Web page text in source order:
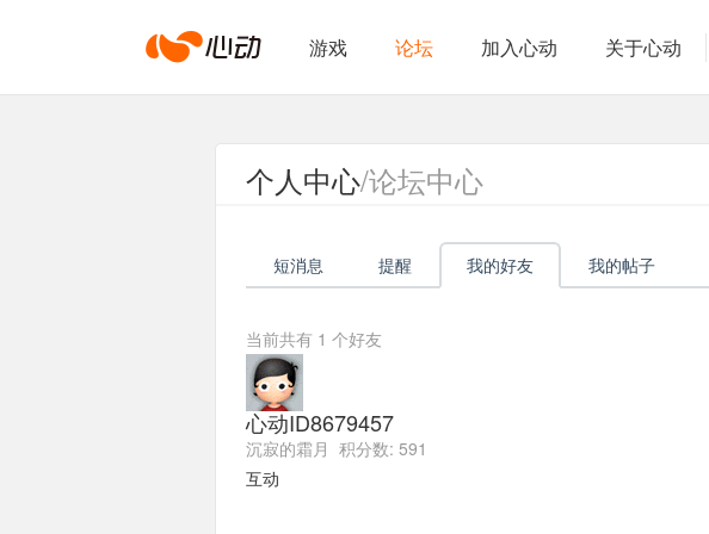
心
动
络
游戏 论坛 加入心动 关于心动
个人中心/论坛中心
短消息 提醒 我的好友 我的帖子
当前共有 1 个好友
心动ID8679457
沉寂的霜月 积分数: 591
互动